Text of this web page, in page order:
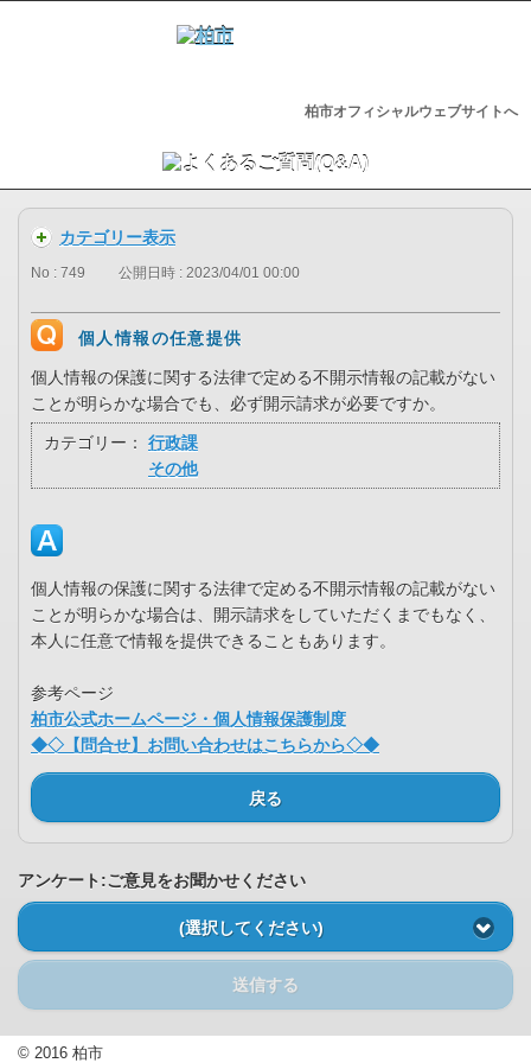
柏市オフィシャルウェブサイトへ
カテゴリー表示
No : 749 公開日時 : 2023/04/01 00:00
個人情報の任意提供
個人情報の保護に関する法律で定める不開示情報の記載がない
ことが明らかな場合でも、必ず開示請求が必要ですか。
カテゴリー：
行政課
その他
個人情報の保護に関する法律で定める不開示情報の記載がない
ことが明らかな場合は、開示請求をしていただくまでもなく、
本人に任意で情報を提供できることもあります。
参考ページ
柏市公式ホームページ・個人情報保護制度
◆◇【問合せ】お問い合わせはこちらから◇◆
戻る
アンケート:ご意見をお聞かせください
(選択してください)
送信する
© 2016 柏市